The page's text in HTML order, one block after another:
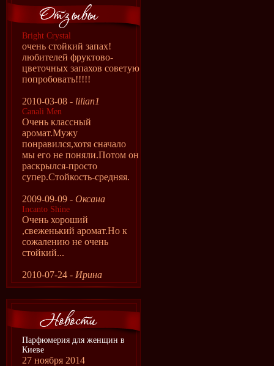
Bright Crystal
очень стойкий запах!
любителей фруктово-
цветочных запахов советую
попробовать!!!!!
2010-03-08 - lilian1
Canali Men
Очень классный
аромат.Мужу
понравился,хотя сначало
мы его не поняли.Потом он
раскрылся-просто
супер.Стойкость-средняя.
2009-09-09 - Оксана
Incanto Shine
Очень хороший
,свеженький аромат.Но к
сожалению не очень
стойкий...
2010-07-24 - Ирина
Парфюмерия для женщин в
Киеве
27 ноября 2014